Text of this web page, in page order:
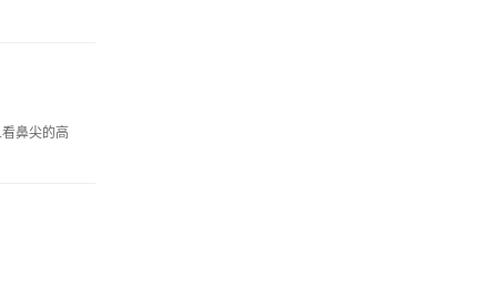
鼻尖的高